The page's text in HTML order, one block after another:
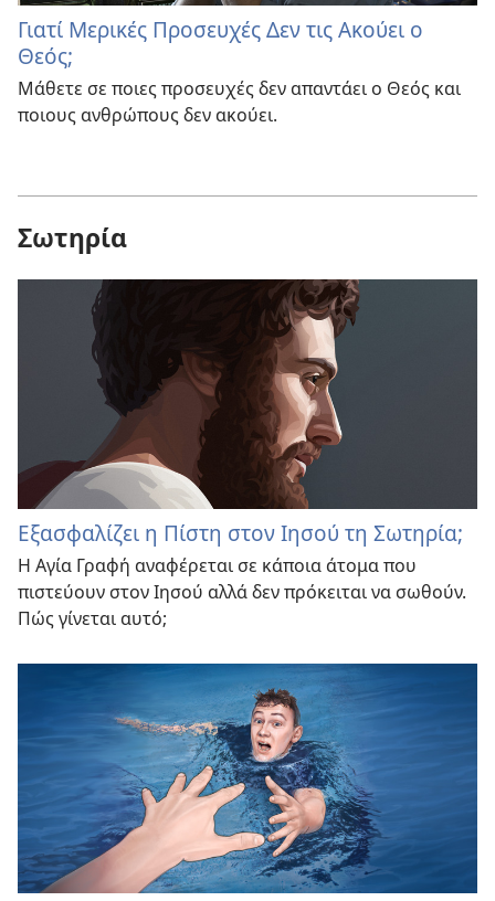
Γιατί Μερικές Προσευχές Δεν τις Ακούει ο
Θεός;
Μάθετε σε ποιες προσευχές δεν απαντάει ο Θεός και
ποιους ανθρώπους δεν ακούει.
Σωτηρία
Εξασφαλίζει η Πίστη στον Ιησού τη Σωτηρία;
Η Αγία Γραφή αναφέρεται σε κάποια άτομα που
πιστεύουν στον Ιησού αλλά δεν πρόκειται να σωθούν.
Πώς γίνεται αυτό;